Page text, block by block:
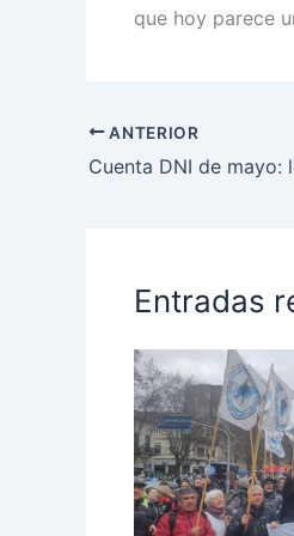
que hoy parece
ANTERIOR
Entradas